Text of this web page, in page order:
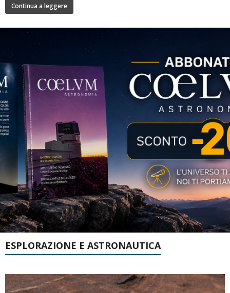
Continua a leggere
ESPLORAZIONE E ASTRONAUTICA